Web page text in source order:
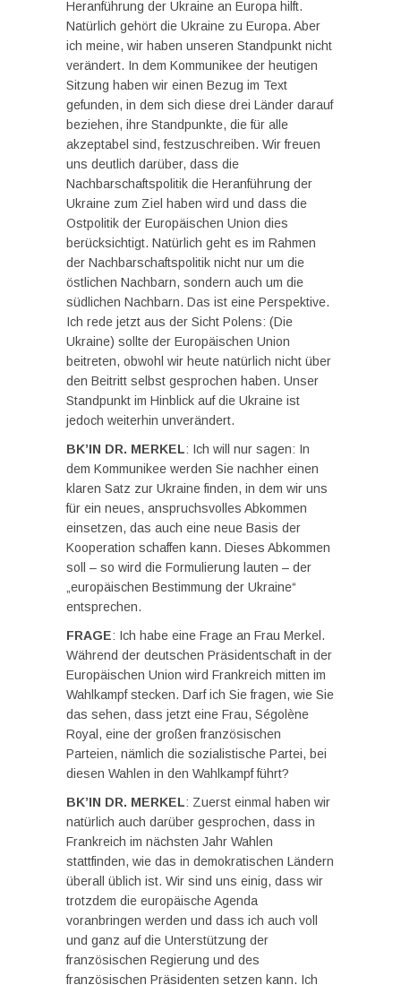
Heranführung der Ukraine an Europa hilft.
Natürlich gehört die Ukraine zu Europa. Aber
ich meine, wir haben unseren Standpunkt nicht
verändert. In dem Kommunikee der heutigen
Sitzung haben wir einen Bezug im Text
gefunden, in dem sich diese drei Länder darauf
beziehen, ihre Standpunkte, die für alle
akzeptabel sind, festzuschreiben. Wir freuen
uns deutlich darüber, dass die
Nachbarschaftspolitik die Heranführung der
Ukraine zum Ziel haben wird und dass die
Ostpolitik der Europäischen Union dies
berücksichtigt. Natürlich geht es im Rahmen
der Nachbarschaftspolitik nicht nur um die
östlichen Nachbarn, sondern auch um die
südlichen Nachbarn. Das ist eine Perspektive.
Ich rede jetzt aus der Sicht Polens: (Die
Ukraine) sollte der Europäischen Union
beitreten, obwohl wir heute natürlich nicht über
den Beitritt selbst gesprochen haben. Unser
Standpunkt im Hinblick auf die Ukraine ist
jedoch weiterhin unverändert.
BK’IN DR. MERKEL: Ich will nur sagen: In
dem Kommunikee werden Sie nachher einen
klaren Satz zur Ukraine finden, in dem wir uns
für ein neues, anspruchsvolles Abkommen
einsetzen, das auch eine neue Basis der
Kooperation schaffen kann. Dieses Abkommen
soll – so wird die Formulierung lauten – der
„europäischen Bestimmung der Ukraine“
entsprechen.
FRAGE: Ich habe eine Frage an Frau Merkel.
Während der deutschen Präsidentschaft in der
Europäischen Union wird Frankreich mitten im
Wahlkampf stecken. Darf ich Sie fragen, wie Sie
das sehen, dass jetzt eine Frau, Ségolène
Royal, eine der großen französischen
Parteien, nämlich die sozialistische Partei, bei
diesen Wahlen in den Wahlkampf führt?
BK’IN DR. MERKEL: Zuerst einmal haben wir
natürlich auch darüber gesprochen, dass in
Frankreich im nächsten Jahr Wahlen
stattfinden, wie das in demokratischen Ländern
überall üblich ist. Wir sind uns einig, dass wir
trotzdem die europäische Agenda
voranbringen werden und dass ich auch voll
und ganz auf die Unterstützung der
französischen Regierung und des
französischen Präsidenten setzen kann. Ich